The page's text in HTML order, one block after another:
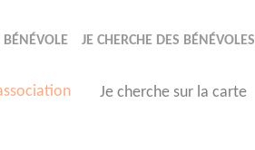
BÉNÉVOLE JE CHERCHE DES BÉNÉVOLES
Je cherche sur la carte